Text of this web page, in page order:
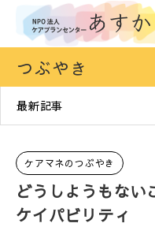
つぶやき
最新記事
ケアマネのつぶやき
どうしようもない
ケイパビリティ